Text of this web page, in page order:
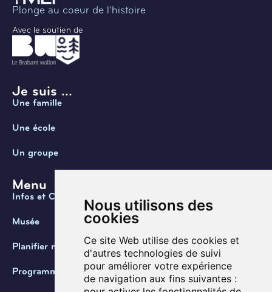
Nous utilisons des
cookies
Ce site Web utilise des cookies et
d'autres technologies de suivi
pour améliorer votre expérience
de navigation aux fins suivantes :
Plonge au coeur de l’histoire
Avec le soutien de
Je suis ...
Une famille
Une école
Un groupe
Menu
Infos et Contact
Musée
Planifier ma visite
Programmation